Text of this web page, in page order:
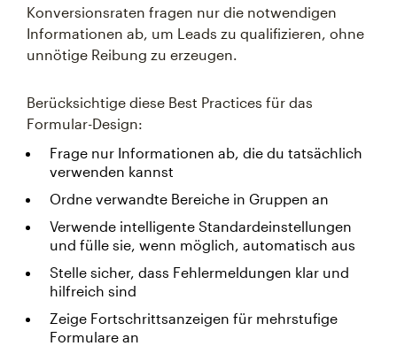
Konversionsraten fragen nur die notwendigen
Informationen ab, um Leads zu qualifizieren, ohne
unnötige Reibung zu erzeugen.
Berücksichtige diese Best Practices für das
Formular-Design:
Frage nur Informationen ab, die du tatsächlich
verwenden kannst
Ordne verwandte Bereiche in Gruppen an
Verwende intelligente Standardeinstellungen
und fülle sie, wenn möglich, automatisch aus
Stelle sicher, dass Fehlermeldungen klar und
hilfreich sind
Zeige Fortschrittsanzeigen für mehrstufige
Formulare an